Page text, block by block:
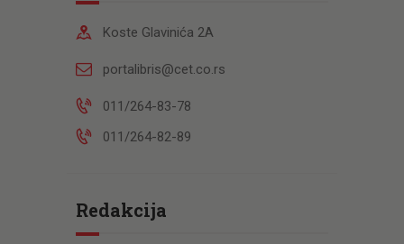
Koste Glavinića 2A
portalibris@cet.co.rs
011/264-83-78
011/264-82-89
Redakcija